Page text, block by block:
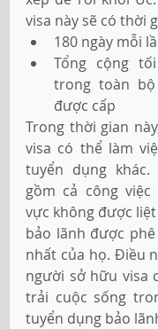
visa này sẽ có thời
180 ngày mỗi
Tổng cộng
trong toàn
được cấp
Trong thời gian
visa có thể làm
tuyển dụng
gồm cả công
vực không được
bảo lãnh được
nhất của họ. Điều
người sở hữu visa
trải cuộc sống
tuyển dụng bảo